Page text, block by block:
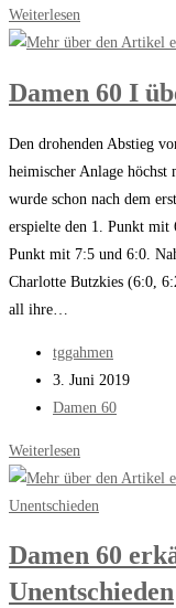
Weiterlesen
60
sichern
den
Klassenerhalt
Damen 60 I
Den drohenden Abstieg
heimischer Anlage
wurde schon nach dem
erspielte den 1. Punkt mit
Punkt mit 7:5 und 6:0.
Charlotte Butzkies (6:0,
all ihre…
Beitrags-
Autor:
tggahmen
Beitrag
veröffentlicht:
3. Juni 2019
Beitrags-
Damen 60
Weiterlesen
60
I
gegen
Iserlohn
Damen 60
Unentschieden